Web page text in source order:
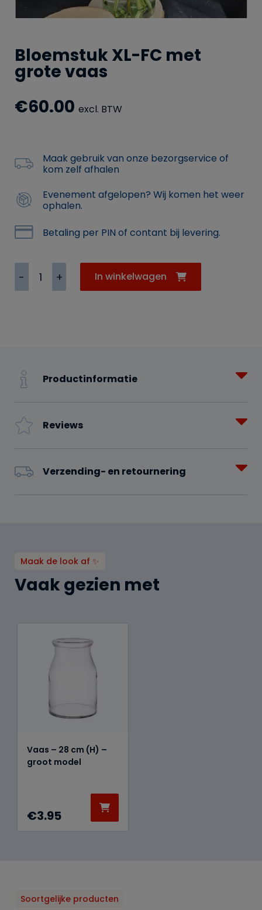
Bloemstuk XL-FC met
grote vaas
€60.00 excl. BTW
Maak gebruik van onze bezorgservice of
kom zelf afhalen
Evenement afgelopen? Wij komen het weer
ophalen.
Betaling per PIN of contant bij levering.
Bloemstuk
XL-
FC
In winkelwagen
Productinformatie
Reviews
Verzending- en retournering
Maak de look af ✨
Vaak gezien met
Vaas – 28 cm (H) –
groot model
€3.95
Soortgelijke producten